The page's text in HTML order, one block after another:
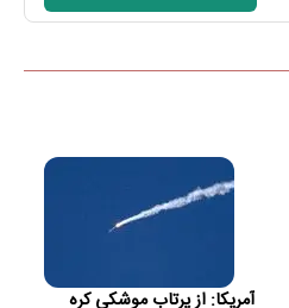
آمریکا: از پرتاب موشکی کره